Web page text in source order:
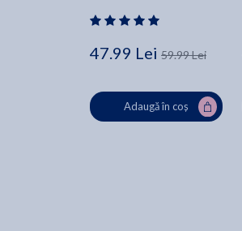
47.99 Lei 59.99 Lei
Adaugă în coș